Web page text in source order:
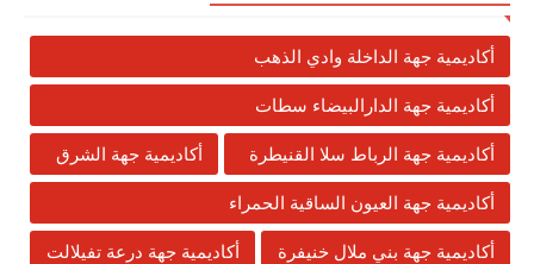
أكاديمية جهة الداخلة وادي الذهب
أكاديمية جهة الدارالبيضاء سطات
أكاديمية جهة الرباط سلا القنيطرة أكاديمية جهة الشرق
أكاديمية جهة العيون الساقية الحمراء
أكاديمية جهة بني ملال خنيفرة أكاديمية جهة درعة تفيلالت